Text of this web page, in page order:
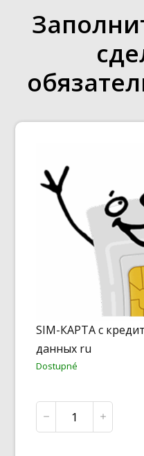
SIM-КАРТА с
данных ru
Dostupné